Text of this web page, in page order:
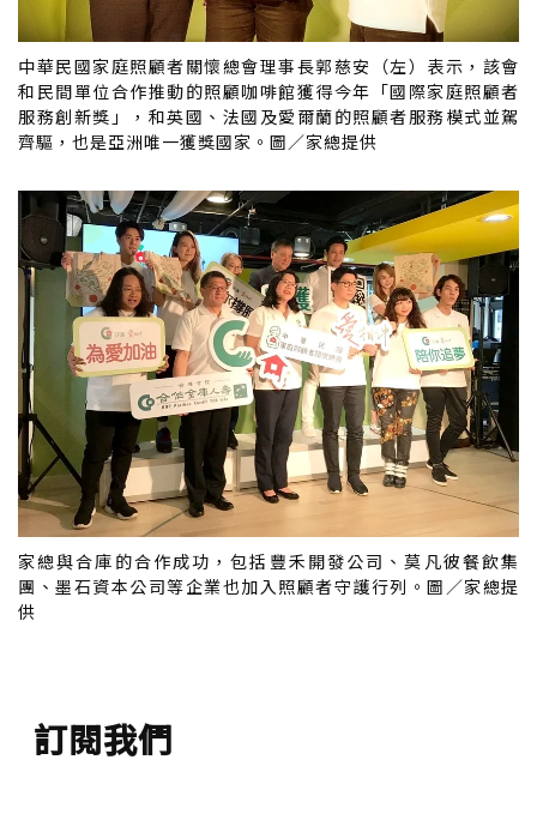
中華民國家庭照顧者關懷總會理事長郭慈安（左）表示，該會
和民間單位合作推動的照顧咖啡館獲得今年「國際家庭照顧者
服務創新獎」，和英國、法國及愛爾蘭的照顧者服務模式並駕
齊驅，也是亞洲唯一獲獎國家。圖／家總提供
家總與合庫的合作成功，包括豐禾開發公司、莫凡彼餐飲集
團、墨石資本公司等企業也加入照顧者守護行列。圖／家總提
供
訂閱我們